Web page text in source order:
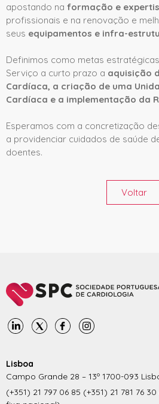
apostando na formação e
profissionais e na renovação e
seus equipamentos e infra-
Definimos como metas
Serviço a curto prazo a aquisição
Cardíaca, a criação de uma
Cardíaca e a implementação da
Esperamos com a concretização
a providenciar cuidados de saúde
doentes.
Voltar
Lisboa
Campo Grande 28 – 13º 1700-093
(+351) 21 797 06 85 (+351) 21 781 76